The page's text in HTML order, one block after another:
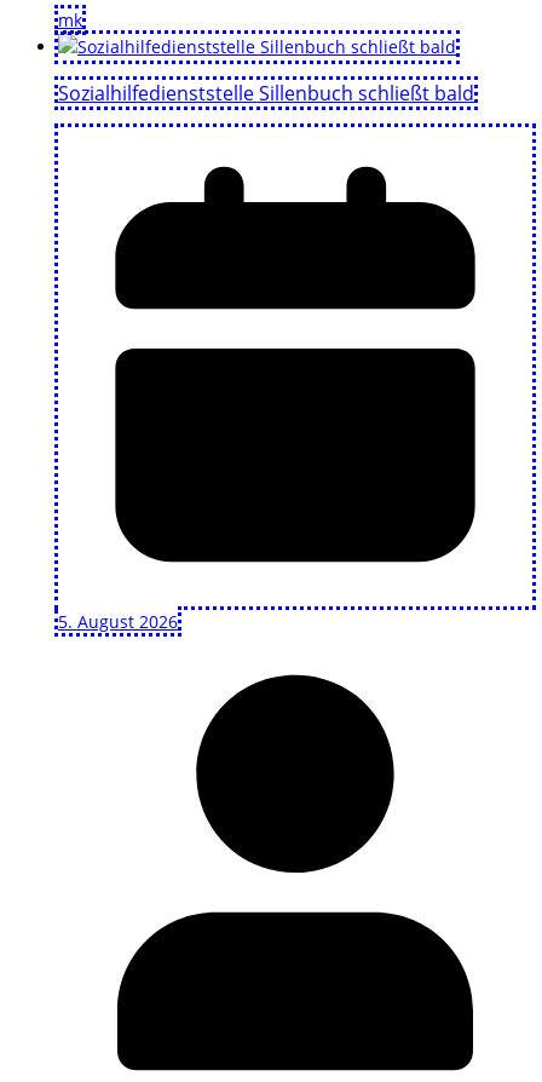
mk
Sozialhilfedienststelle Sillenbuch schließt bald
5. August 2026